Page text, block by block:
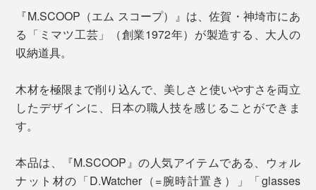
『M.SCOOP（エム スコープ）』は、佐賀・神埼市にあ
る「ミマツ工芸」（創業1972年）が製造する、大人の
収納道具。
木材を極限まで削り込んで、美しさと使いやすさを両立
したデザインに、日本の職人技を感じることができま
す。
本品は、『M.SCOOP』の人気アイテムである、ウォル
ナット材の「D.Watcher（=腕時計置き）」「glasses